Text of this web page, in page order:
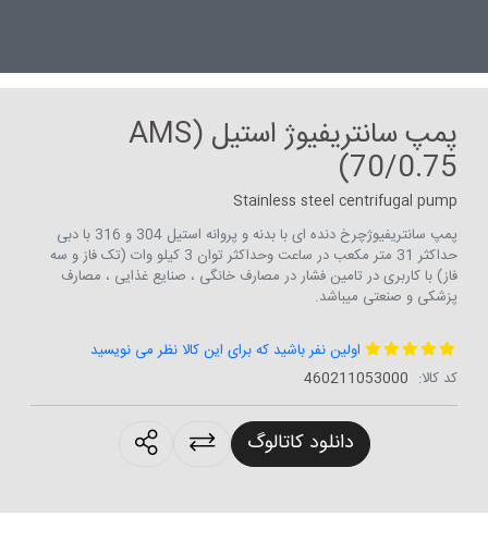
پمپ سانتریفیوژ استیل (AMS
70/0.75)
Stainless steel centrifugal pump
پمپ سانتریفیوژچرخ دنده ای با بدنه و پروانه استیل 304 و 316 با دبی
حداکثر 31 متر مکعب در ساعت وحداکثر توان 3 کیلو وات (تک فاز و سه
فاز) با کاربری در تامین فشار در مصارف خانگی ، صنایع غذایی ، مصارف
پزشکی و صنعتی میباشد.
اولین نفر باشید که برای این کالا نظر می نویسید
کد کالا: 460211053000
دانلود کاتالوگ